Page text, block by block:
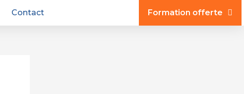
Contact Formation offerte